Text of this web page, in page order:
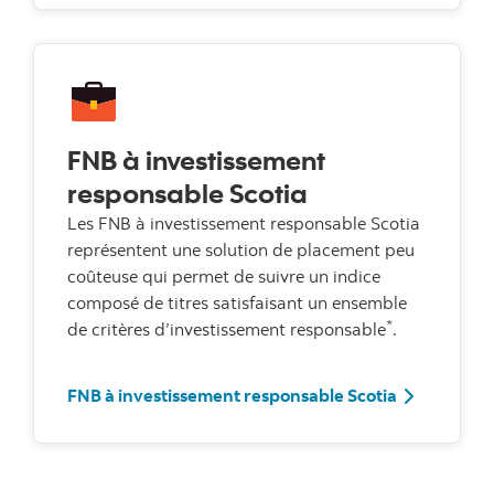
FNB à investissement
responsable Scotia
Les FNB à investissement responsable Scotia
représentent une solution de placement peu
coûteuse qui permet de suivre un indice
composé de titres satisfaisant un ensemble
de critères d’investissement responsable*.
FNB à investissement responsable Scotia FNB à